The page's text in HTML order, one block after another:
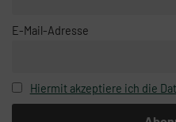
E-Mail-Adresse
Hiermit akzeptiere ich die